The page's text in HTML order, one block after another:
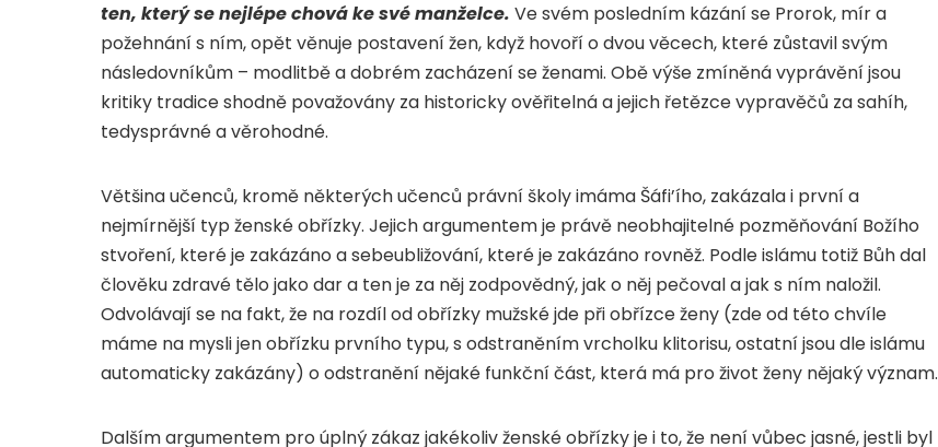
ten, který se nejlépe chová ke své manželce. Ve svém posledním kázání se Prorok, mír a
požehnání s ním, opět věnuje postavení žen, když hovoří o dvou věcech, které zůstavil svým
následovníkům – modlitbě a dobrém zacházení se ženami. Obě výše zmíněná vyprávění jsou
kritiky tradice shodně považovány za historicky ověřitelná a jejich řetězce vypravěčů za sahíh,
tedysprávné a věrohodné.
Většina učenců, kromě některých učenců právní školy imáma Šáfi’ího, zakázala i první a
nejmírnější typ ženské obřízky. Jejich argumentem je právě neobhajitelné pozměňování Božího
stvoření, které je zakázáno a sebeubližování, které je zakázáno rovněž. Podle islámu totiž Bůh dal
člověku zdravé tělo jako dar a ten je za něj zodpovědný, jak o něj pečoval a jak s ním naložil.
Odvolávají se na fakt, že na rozdíl od obřízky mužské jde při obřízce ženy (zde od této chvíle
máme na mysli jen obřízku prvního typu, s odstraněním vrcholku klitorisu, ostatní jsou dle islámu
automaticky zakázány) o odstranění nějaké funkční část, která má pro život ženy nějaký význam.
Dalším argumentem pro úplný zákaz jakékoliv ženské obřízky je i to, že není vůbec jasné, jestli byl